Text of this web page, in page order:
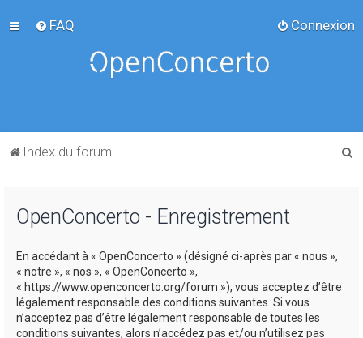
FAQ Connexion
Index du forum
OpenConcerto - Enregistrement
En accédant à « OpenConcerto » (désigné ci-après par « nous »,
« notre », « nos », « OpenConcerto »,
« https://www.openconcerto.org/forum »), vous acceptez d’être
légalement responsable des conditions suivantes. Si vous
n’acceptez pas d’être légalement responsable de toutes les
conditions suivantes, alors n’accédez pas et/ou n’utilisez pas